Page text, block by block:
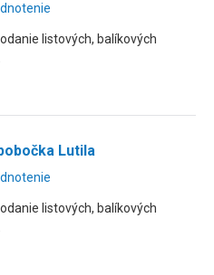
listových, balíkových
Lutila
listových, balíkových